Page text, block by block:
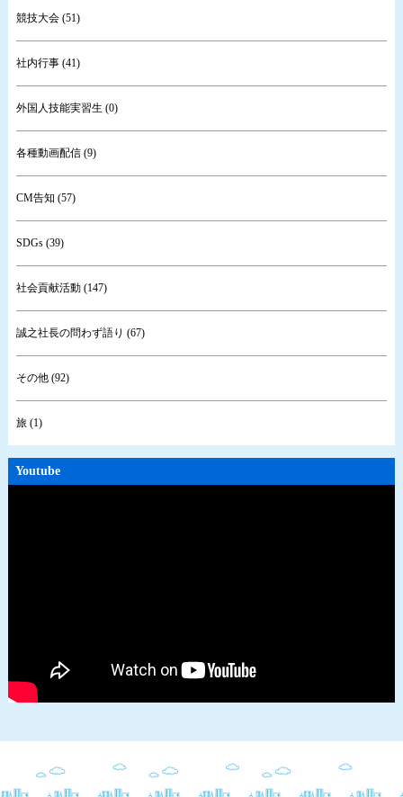
競技大会 (51)
社内行事 (41)
外国人技能実習生 (0)
各種動画配信 (9)
CM告知 (57)
SDGs (39)
社会貢献活動 (147)
誠之社長の問わず語り (67)
その他 (92)
旅 (1)
Youtube